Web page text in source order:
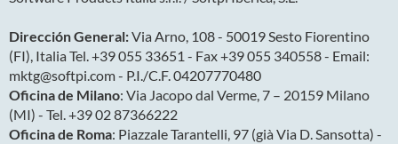
Dirección General:Via Arno, 108 - 50019 Sesto Fiorentino
(FI), Italia Tel. +39 055 33651 - Fax +39 055 340558 - Email:
mktg@softpi.com - P.I./C.F. 04207770480
Oficina de Milano: Via Jacopo dal Verme, 7 – 20159 Milano
(MI) - Tel. +39 02 87366222
Oficina de Roma: Piazzale Tarantelli, 97 (già Via D. Sansotta) -